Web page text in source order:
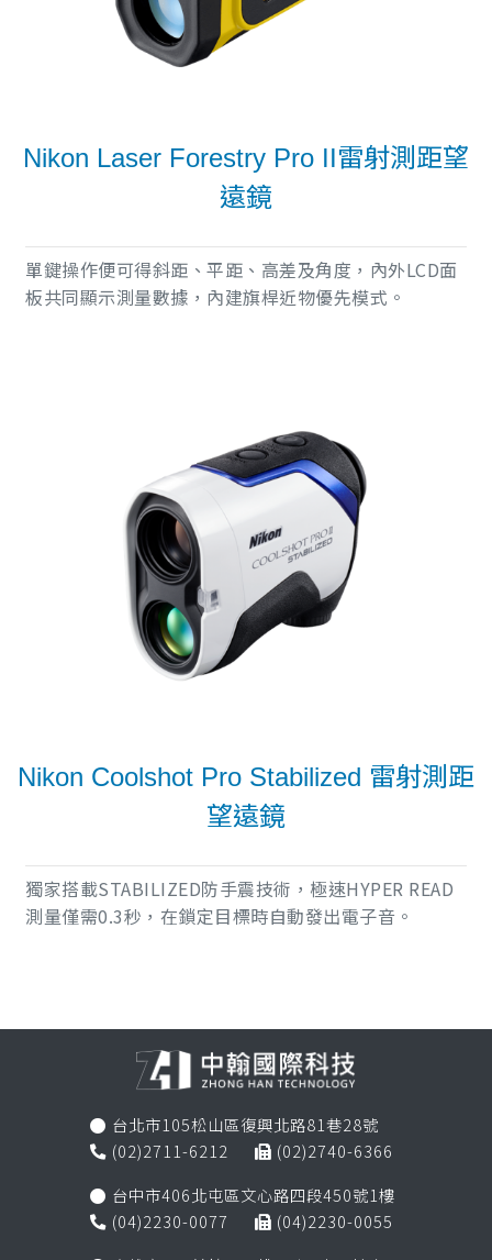
Nikon Laser Forestry Pro II雷射測距望
遠鏡
單鍵操作便可得斜距、平距、高差及角度，內外LCD面
板共同顯示測量數據，內建旗桿近物優先模式。
Nikon Coolshot Pro Stabilized 雷射測距
望遠鏡
獨家搭載STABILIZED防手震技術，極速HYPER READ
測量僅需0.3秒，在鎖定目標時自動發出電子音。
 台北市105松山區復興北路81巷28號
 (02)2711-6212  (02)2740-6366
 台中市406北屯區文心路四段450號1樓
 (04)2230-0077  (04)2230-0055